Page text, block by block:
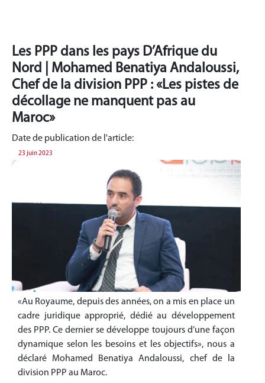
Les PPP dans les pays D’Afrique du
Nord | Mohamed Benatiya Andaloussi,
Chef de la division PPP : «Les pistes de
décollage ne manquent pas au
Maroc»
Date de publication de l'article:
23 juin 2023
«Au Royaume, depuis des années, on a mis en place un
cadre juridique approprié, dédié au développement
des PPP. Ce dernier se développe toujours d’une façon
dynamique selon les besoins et les objectifs», nous a
déclaré Mohamed Benatiya Andaloussi, chef de la
division PPP au Maroc.